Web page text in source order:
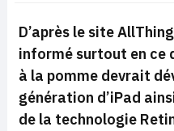
D’après le site
informé surtout en ce
à la pomme devrait
génération d’iPad
de la technologie